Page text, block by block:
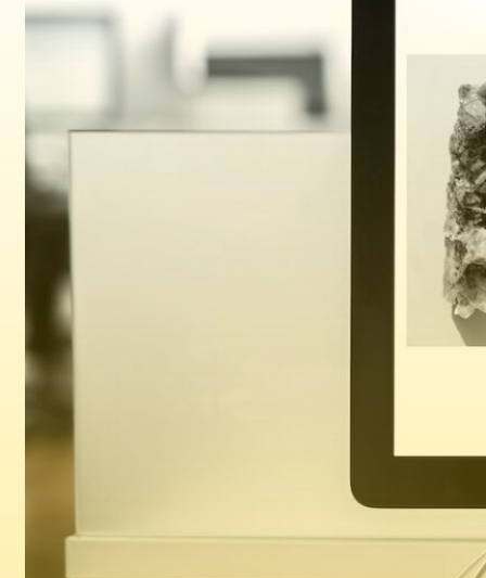
Kiến thức
Report session từ organic search với n8n
và Google Analytics 4